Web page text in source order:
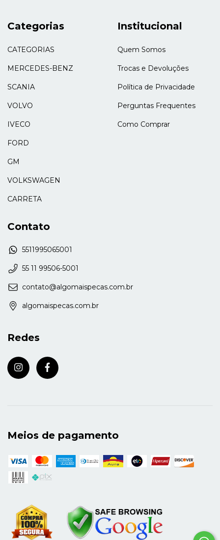
Categorias
CATEGORIAS
MERCEDES-BENZ
SCANIA
VOLVO
IVECO
FORD
GM
VOLKSWAGEN
CARRETA
Institucional
Quem Somos
Trocas e Devoluções
Política de Privacidade
Perguntas Frequentes
Como Comprar
Contato
5511995065001
55 11 99506-5001
contato@algomaispecas.com.br
algomaispecas.com.br
Redes
Meios de pagamento